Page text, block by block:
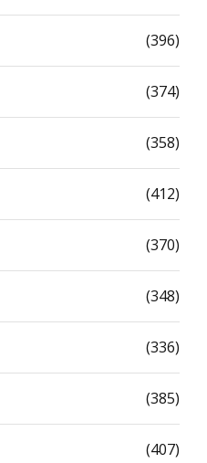
(396)
(374)
(358)
(412)
(370)
(348)
(336)
(385)
(407)